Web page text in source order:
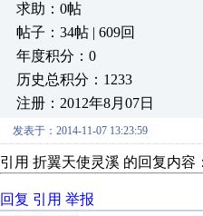
求助：0帖
帖子：34帖 | 609回
年度积分：0
历史总积分：1233
注册：2012年8月07日
发表于：2014-11-07 13:23:59
引用 折翼天使灵溪 的回复
回复 引用 举报